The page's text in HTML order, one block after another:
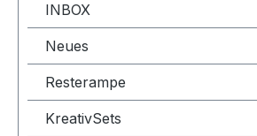
INBOX
Neues
Resterampe
KreativSets